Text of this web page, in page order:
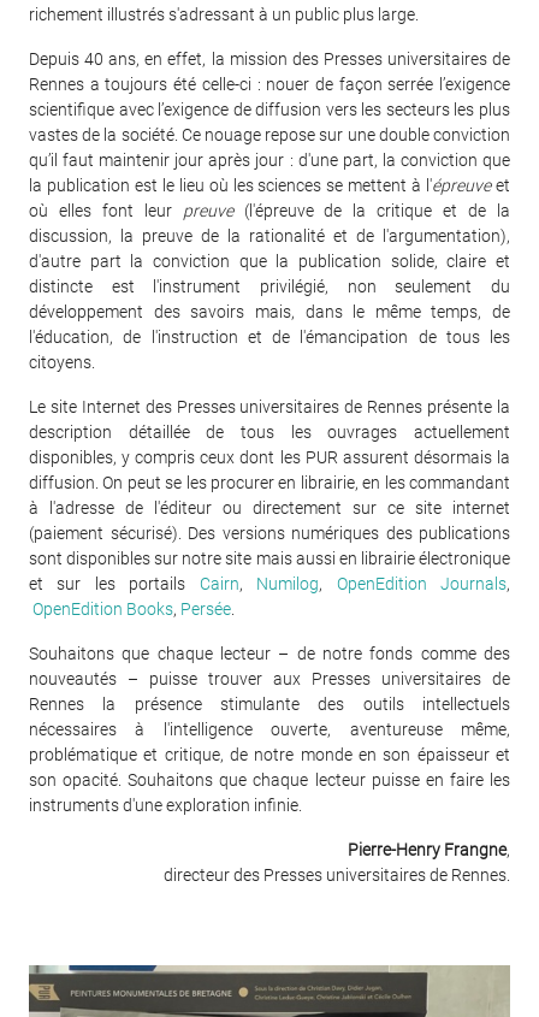
richement illustrés s'adressant à un public plus large.
Depuis 40 ans, en effet, la mission des Presses universitaires de
Rennes a toujours été celle-ci : nouer de façon serrée l’exigence
scientifique avec l’exigence de diffusion vers les secteurs les plus
vastes de la société. Ce nouage repose sur une double conviction
qu’il faut maintenir jour après jour : d'une part, la conviction que
la publication est le lieu où les sciences se mettent à l'épreuveet
où elles font leur preuve(l'épreuve de la critique et de la
discussion, la preuve de la rationalité et de l'argumentation),
d'autre part la conviction que la publication solide, claire et
distincte est l'instrument privilégié, non seulement du
développement des savoirs mais, dans le même temps, de
l'éducation, de l'instruction et de l'émancipation de tous les
citoyens.
Le site Internet des Presses universitaires de Rennes présente la
description détaillée de tous les ouvrages actuellement
disponibles, y compris ceux dont les PUR assurent désormais la
diffusion. On peut se les procurer en librairie, en les commandant
à l'adresse de l'éditeur ou directement sur ce site internet
(paiement sécurisé). Des versions numériques des publications
sont disponibles sur notre site mais aussi en librairie électronique
et sur les portails Cairn, Numilog, OpenEdition Journals,
OpenEdition Books, Persée
Souhaitons que chaque lecteur – de notre fonds comme des
nouveautés – puisse trouver aux Presses universitaires de
Rennes la présence stimulante des outils intellectuels
nécessaires à l'intelligence ouverte, aventureuse même,
problématique et critique, de notre monde en son épaisseur et
son opacité. Souhaitons que chaque lecteur puisse en faire les
instruments d'une exploration infinie.
Pierre-Henry Frangne,
directeur des Presses universitaires de Rennes.